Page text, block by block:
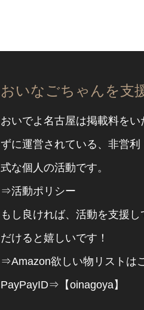
おいなごちゃんを支
おいでよ名古屋は掲載料をい
ずに運営されている、非営利
式な個人の活動です。
⇒活動ポリシー
もし良ければ、活動を支援し
だけると嬉しいです！
⇒Amazon欲しい物リストは
PayPayID⇒【oinagoya】